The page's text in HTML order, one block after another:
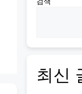
최신